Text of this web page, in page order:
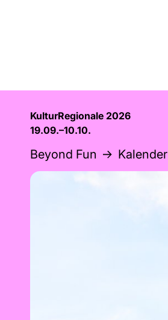
KulturRegionale 2026
19.09.–10.10.
Beyond Fun Kalender